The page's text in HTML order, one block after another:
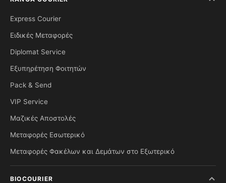
Express Courier
Ειδικές Μεταφορές
Diplomat Service
Εξυπηρέτηση Φοιτητών
Pack & Send
VIP Service
Μαζικές Αποστολές
Μεταφορές Εσωτερικό
Μεταφορές Φακέλων και Δεμάτων στο Εξωτερικό
BIOCOURIER